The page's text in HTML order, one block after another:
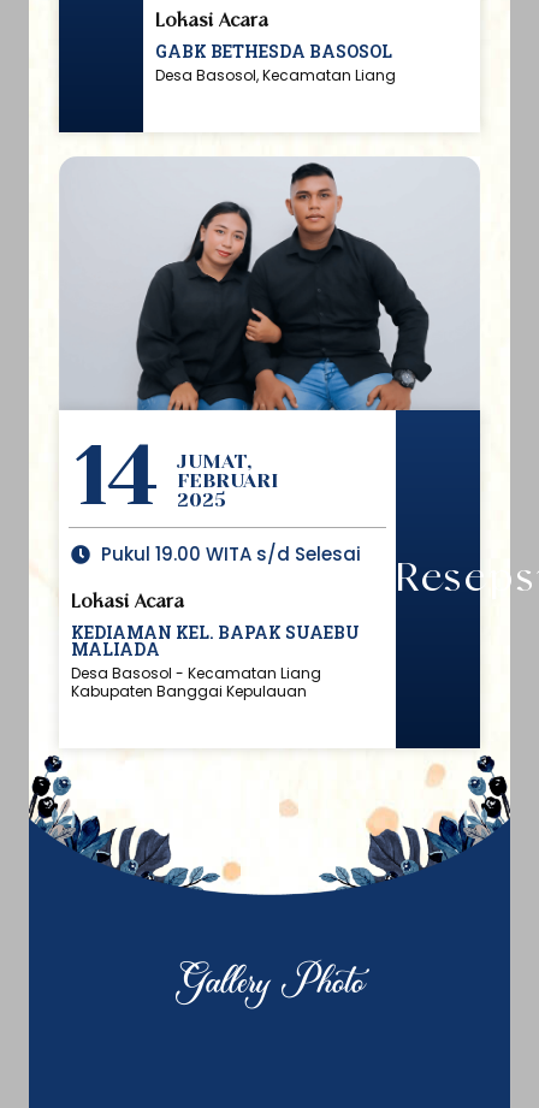
Lokasi Acara
GABK BETHESDA BASOSOL
Desa Basosol, Kecamatan Liang
14
JUMAT,
FEBRUARI
2025
Pukul 19.00 WITA s/d Selesai
Lokasi Acara
KEDIAMAN KEL. BAPAK SUAEBU
MALIADA
Desa Basosol - Kecamatan Liang
Kabupaten Banggai Kepulauan
Gallery Photo